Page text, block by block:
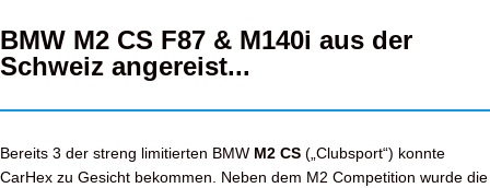
BMW M2 CS F87 & M140i aus der
Schweiz angereist...
Bereits 3 der streng limitierten BMW M2 CS („Clubsport“) konnte
CarHex zu Gesicht bekommen. Neben dem M2 Competition wurde die